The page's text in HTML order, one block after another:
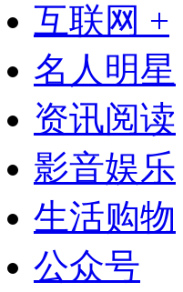
互联网 +
名人明星
资讯阅读
影音娱乐
生活购物
公众号